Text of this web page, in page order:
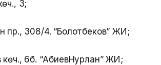
3;
308/4. “Болотбеков” ЖИ;
6б. “АбиевНурлан” ЖИ;